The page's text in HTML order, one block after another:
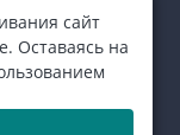
70
. E-mail:
проезда
биржа"
сайт
Оставаясь на